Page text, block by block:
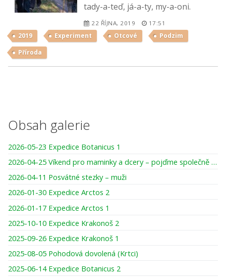
tady-a-teď, já-a-ty, my-a-oni.
22 ŘÍJNA, 2019 17:51
2019 Experiment Otcové
Podzim
Příroda
Obsah galerie
2026-05-23 Expedice Botanicus 1
2026-04-25 Víkend pro maminky a dcery – pojďme společně tvořit, smát se, darovat si čas
2026-04-11 Posvátné stezky – muži
2026-01-30 Expedice Arctos 2
2026-01-17 Expedice Arctos 1
2025-10-10 Expedice Krakonoš 2
2025-09-26 Expedice Krakonoš 1
2025-08-05 Pohodová dovolená (Krtci)
2025-06-14 Expedice Botanicus 2